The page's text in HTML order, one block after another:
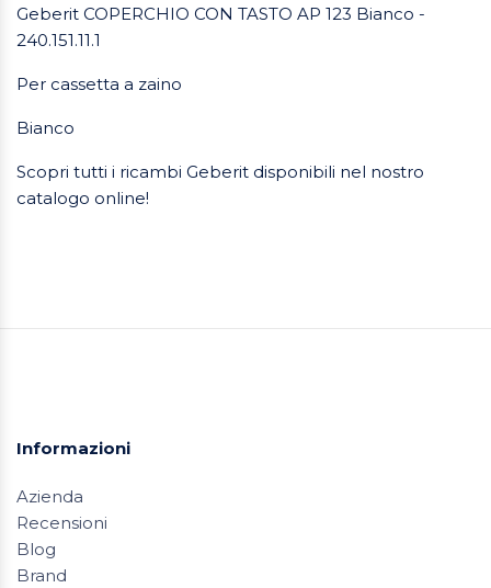
Geberit COPERCHIO CON TASTO AP 123 Bianco -
240.151.11.1
Per cassetta a zaino
Bianco
Scopri tutti i ricambi Geberit disponibili nel nostro
catalogo online!
Informazioni
Azienda
Recensioni
Blog
Brand